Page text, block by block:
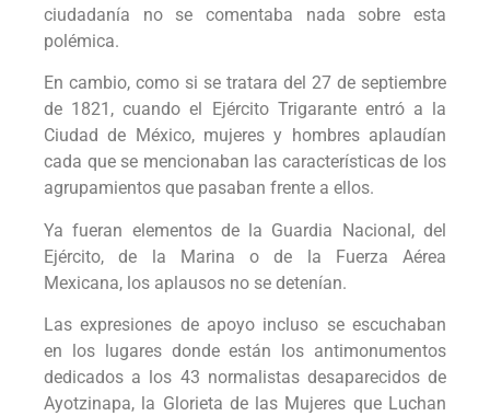
ciudadanía no se comentaba nada sobre esta
polémica.
En cambio, como si se tratara del 27 de septiembre
de 1821, cuando el Ejército Trigarante entró a la
Ciudad de México, mujeres y hombres aplaudían
cada que se mencionaban las características de los
agrupamientos que pasaban frente a ellos.
Ya fueran elementos de la Guardia Nacional, del
Ejército, de la Marina o de la Fuerza Aérea
Mexicana, los aplausos no se detenían.
Las expresiones de apoyo incluso se escuchaban
en los lugares donde están los antimonumentos
dedicados a los 43 normalistas desaparecidos de
Ayotzinapa, la Glorieta de las Mujeres que Luchan